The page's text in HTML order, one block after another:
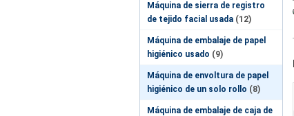
Máquina de sierra de registro
de tejido facial usada (12)
Máquina de embalaje de papel
higiénico usado (9)
Máquina de envoltura de papel
higiénico de un solo rollo (8)
Máquina de embalaje de caja de